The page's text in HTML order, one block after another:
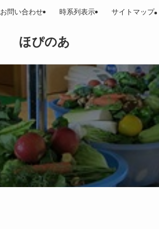
ほぴのあ
お問い合わせ 時系列表示 サイトマップ